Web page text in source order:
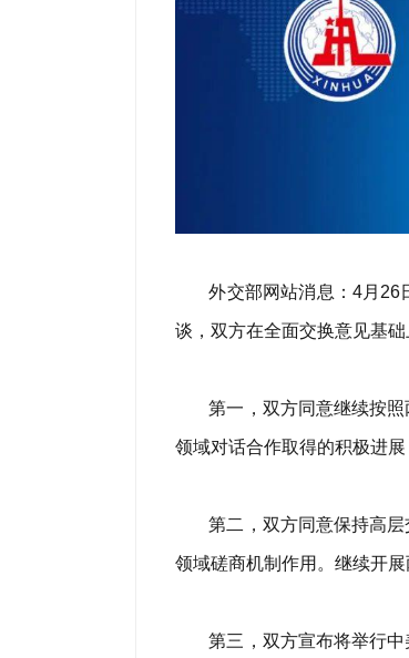
外交部网站消息：4月26
谈，双方在全面交换意见基础
第一，双方同意继续按
领域对话合作取得的积极进
第二，双方同意保持高
领域磋商机制作用。继续开
第三，双方宣布将举行